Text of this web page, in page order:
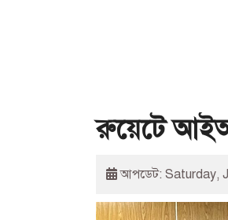
রুয়েটে
আপডেট: Saturday,